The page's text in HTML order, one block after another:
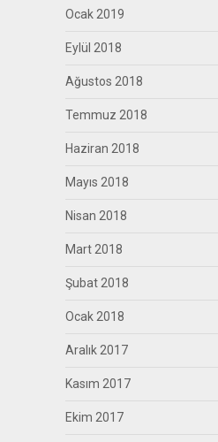
Ocak 2019
Eylül 2018
Ağustos 2018
Temmuz 2018
Haziran 2018
Mayıs 2018
Nisan 2018
Mart 2018
Şubat 2018
Ocak 2018
Aralık 2017
Kasım 2017
Ekim 2017